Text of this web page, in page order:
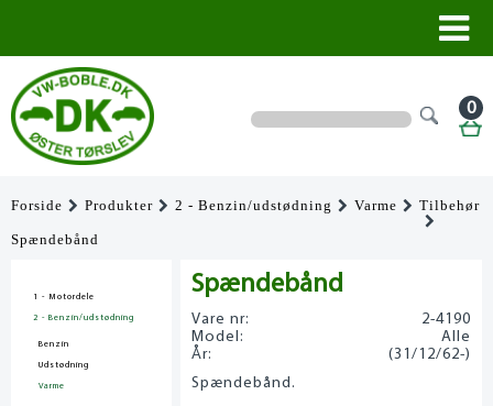
0
Forside Produkter 2 - Benzin/udstødning Varme Tilbehør
Spændebånd
1 - Motordele
2 - Benzin/udstødning
Benzin
Udstødning
Varme
Spændebånd
Vare nr:
2-4190
Model:
Alle
År:
(31/12/62-)
Spændebånd.